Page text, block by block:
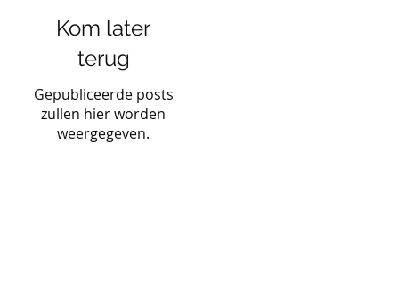
Kom later
terug
Gepubliceerde posts
zullen hier worden
weergegeven.